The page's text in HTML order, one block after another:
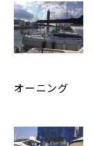
オーニング